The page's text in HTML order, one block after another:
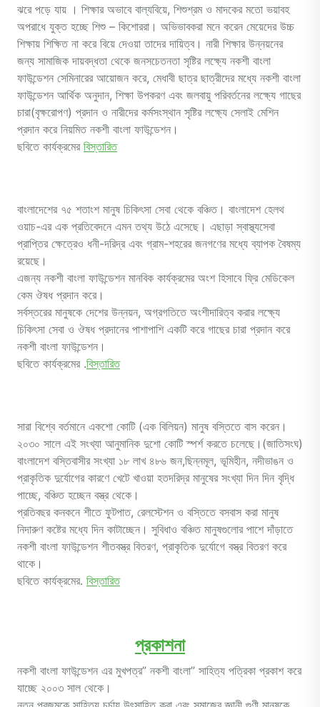
ঝরে পড়ে যায় । শিক্ষার অভাবে বাল্যবিয়ে, শিশুশ্রম ও মাদকের মতো ভয়াবহ
অপরাধে যুক্ত হচ্ছে শিশু – কিশোররা। অভিভাবকরা মনে করেন মেয়েদের উচ্চ
শিক্ষায় শিক্ষিত না করে বিয়ে দেওয়া তাদের দায়িত্ব। নারী শিক্ষার উন্নয়নের
জন্য সামাজিক দায়বদ্ধতা থেকে জনসচেতনতা সৃষ্টির লক্ষ্যে নকশী বাংলা
ফাউন্ডেশন সেমিনারের আয়োজন করে, মেধাবী ছাত্র ছাত্রীদের মধ্যে নকশী বাংলা
ফাউন্ডেশন আর্থিক অনুদান, শিক্ষা উপকরণ এবং জলবায়ু পরিবর্তনের লক্ষ্যে গাছের
চারা(বৃক্ষরোপণ) প্রদান ও নারীদের কর্মসংস্থান সৃষ্টির লক্ষ্যে সেলাই মেশিন
প্রদান করে নিয়মিত নকশী বাংলা ফাউন্ডেশন।
ছবিতে কার্যক্রমের বিস্তারিত
বাংলাদেশের ৭৫ শতাংশ মানুষ চিকিৎসা সেবা থেকে বঞ্চিত। বাংলাদেশ হেলথ
ওয়াচ-এর এক প্রতিবেদনে এমন তথ্য উঠে এসেছে। এছাড়া স্বাস্থ্যসেবা
প্রাপ্তির ক্ষেত্রেও ধনী-দরিদ্র এবং গ্রাম-শহরের জনগণের মধ্যে ব্যাপক বৈষম্য
রয়েছে।
এজন্য নকশী বাংলা ফাউন্ডেশন মানবিক কার্যক্রমের অংশ হিসাবে ফ্রি মেডিকেল
কেম ঔষধ প্রদান করে।
সর্বস্তরের মানুষকে দেশের উন্নয়ন, অগ্রগতিতে অংশীদারিত্ব করার লক্ষ্যে
চিকিৎসা সেবা ও ঔষধ প্রদানের পাশাপাশি একটি করে গাছের চারা প্রদান করে
নকশী বাংলা ফাউন্ডেশন।
ছবিতে কার্যক্রমের .বিস্তারিত
সারা বিশ্বে বর্তমানে একশো কোটি (এক বিলিয়ন) মানুষ বস্তিতে বাস করেন।
২০৩০ সালে এই সংখ্যা আনুমানিক দুশো কোটি স্পর্শ করতে চলেছে।(জাতিসংঘ)
বাংলাদেশ বস্তিবাসীর সংখ্যা ১৮ লাখ ৪৮৬ জন,ছিন্নমূল, ভূমিহীন, নদীভাঙন ও
প্রাকৃতিক দুর্যোগের কারণে খেটে খাওয়া হতদরিদ্র মানুষের সংখ্যা দিন দিন বৃদ্ধি
পাচ্ছে, বঞ্চিত হচ্ছেন বস্ত্র থেকে।
প্রতিবছর কনকনে শীতে ফুটপাত, রেলস্টেশন ও বস্তিতে বসবাস করা মানুষ
নিদারুণ কষ্টের মধ্যে দিন কাটাচ্ছেন। সুবিধাও বঞ্চিত মানুষগুলোর পাশে দাঁড়াতে
নকশী বাংলা ফাউন্ডেশন শীতবস্ত্র বিতরণ, প্রাকৃতিক দুর্যোগে বস্ত্র বিতরণ করে
থাকে।
ছবিতে কার্যক্রমের. বিস্তারিত
প্রকাশনা
নকশী বাংলা ফাউন্ডেশন এর মুখপত্র” নকশী বাংলা” সাহিত্য পত্রিকা প্রকাশ করে
যাচ্ছে ২০০৩ সাল থেকে।